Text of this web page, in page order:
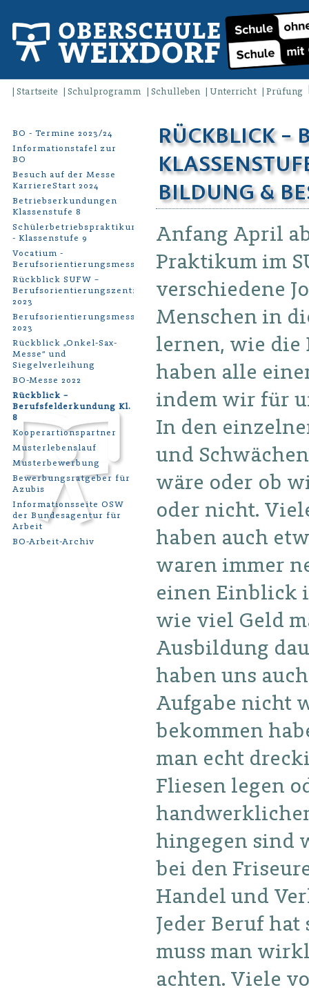
Startseite Schulprogramm Schulleben Unterricht Prüfung
RÜCKBLICK –
BILDUNG &
Anfang April
Praktikum im
verschiedene
Menschen in
lernen, wie die
haben alle
indem wir für
In den
und
wäre oder ob
oder nicht.
haben auch
waren immer
einen Einblick
wie viel Geld
Ausbildung
haben uns
Aufgabe nicht
bekommen
man echt
Fliesen legen
hingegen sind
bei den
Handel und
Jeder Beruf
muss man
achten. Viele
BO - Termine 2023/24
Informationstafel zur
BO
Besuch auf der Messe
KarriereStart 2024
Betriebserkundungen
Klassenstufe 8
Schülerbetriebspraktikum
- Klassenstufe 9
Vocatium -
Berufsorientierungsmesse
Rückblick SUFW –
Berufsorientierungszentrum
2023
Berufsorientierungsmesse
2023
Rückblick „Onkel-Sax-
Messe“ und
Siegelverleihung
BO-Messe 2022
Rückblick –
Berufsfelderkundung Kl.
8
Kooperartionspartner
Musterlebenslauf
Musterbewerbung
Bewerbungsratgeber für
Azubis
Informationsseite OSW
der Bundesagentur für
Arbeit
BO-Arbeit-Archiv